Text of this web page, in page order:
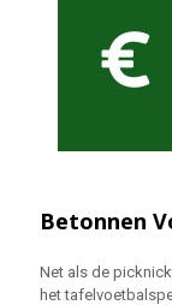
Betonnen
Net als de
het